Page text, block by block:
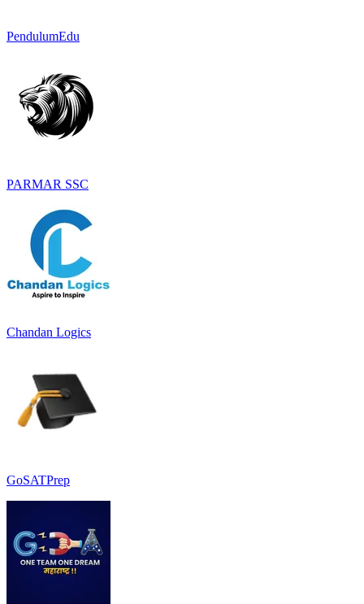
PendulumEdu
PARMAR SSC
Chandan Logics
GoSATPrep